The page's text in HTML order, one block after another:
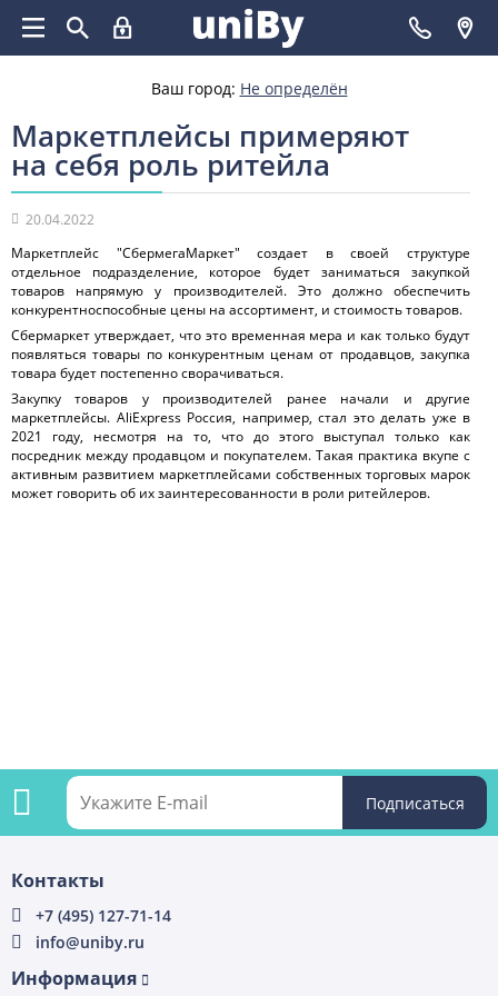
Ваш город: Не определён
Маркетплейсы примеряют
на себя роль ритейла
20.04.2022
Маркетплейс "СбермегаМаркет" создает в своей структуре
отдельное подразделение, которое будет заниматься закупкой
товаров напрямую у производителей. Это должно обеспечить
конкурентноспособные цены на ассортимент, и стоимость товаров.
Сбермаркет утверждает, что это временная мера и как только будут
появляться товары по конкурентным ценам от продавцов, закупка
товара будет постепенно сворачиваться.
Закупку товаров у производителей ранее начали и другие
маркетплейсы. AliExpress Россия, например, стал это делать уже в
2021 году, несмотря на то, что до этого выступал только как
посредник между продавцом и покупателем. Такая практика вкупе с
активным развитием маркетплейсами собственных торговых марок
может говорить об их заинтересованности в роли ритейлеров.
Контакты
+7 (495) 127-71-14
info@uniby.ru
Информация